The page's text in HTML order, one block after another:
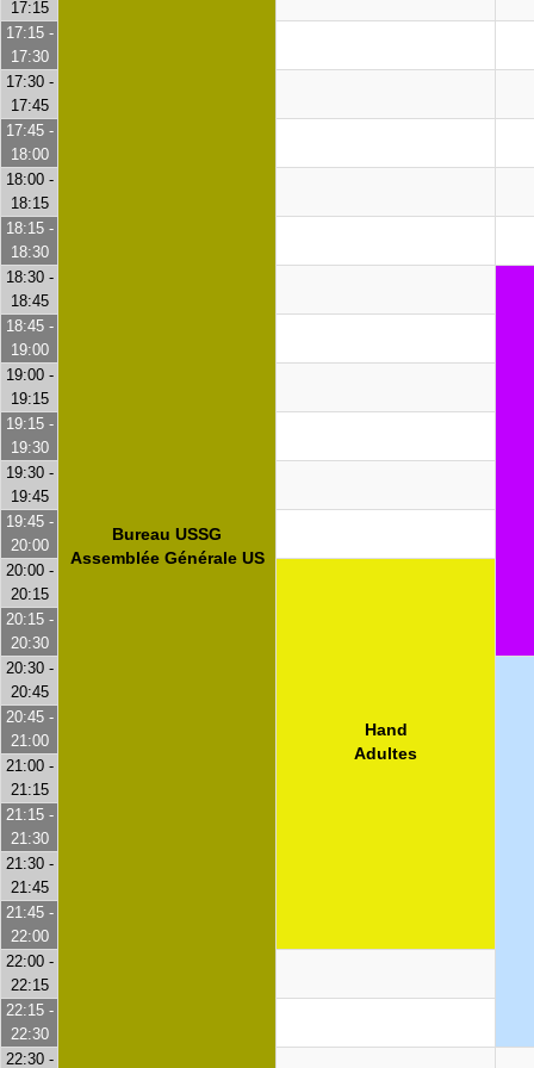
17:15
Bureau USSG
Assemblée Générale US
17:15 -
17:30
17:30 -
17:45
17:45 -
18:00
18:00 -
18:15
18:15 -
18:30
18:30 -
18:45
18:45 -
19:00
19:00 -
19:15
19:15 -
19:30
19:30 -
19:45
19:45 -
20:00
20:00 -
20:15
Hand
Adultes
20:15 -
20:30
20:30 -
20:45
20:45 -
21:00
21:00 -
21:15
21:15 -
21:30
21:30 -
21:45
21:45 -
22:00
22:00 -
22:15
22:15 -
22:30
22:30 -